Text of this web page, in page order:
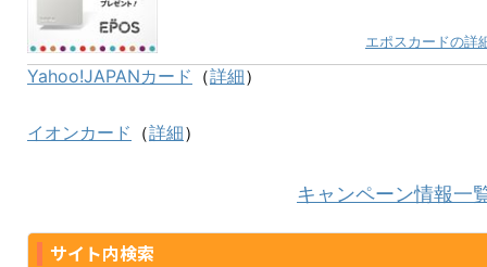
エポスカードの詳
Yahoo!JAPANカード （詳細）
イオンカード （詳細）
キャンペーン情報一
サイト内検索